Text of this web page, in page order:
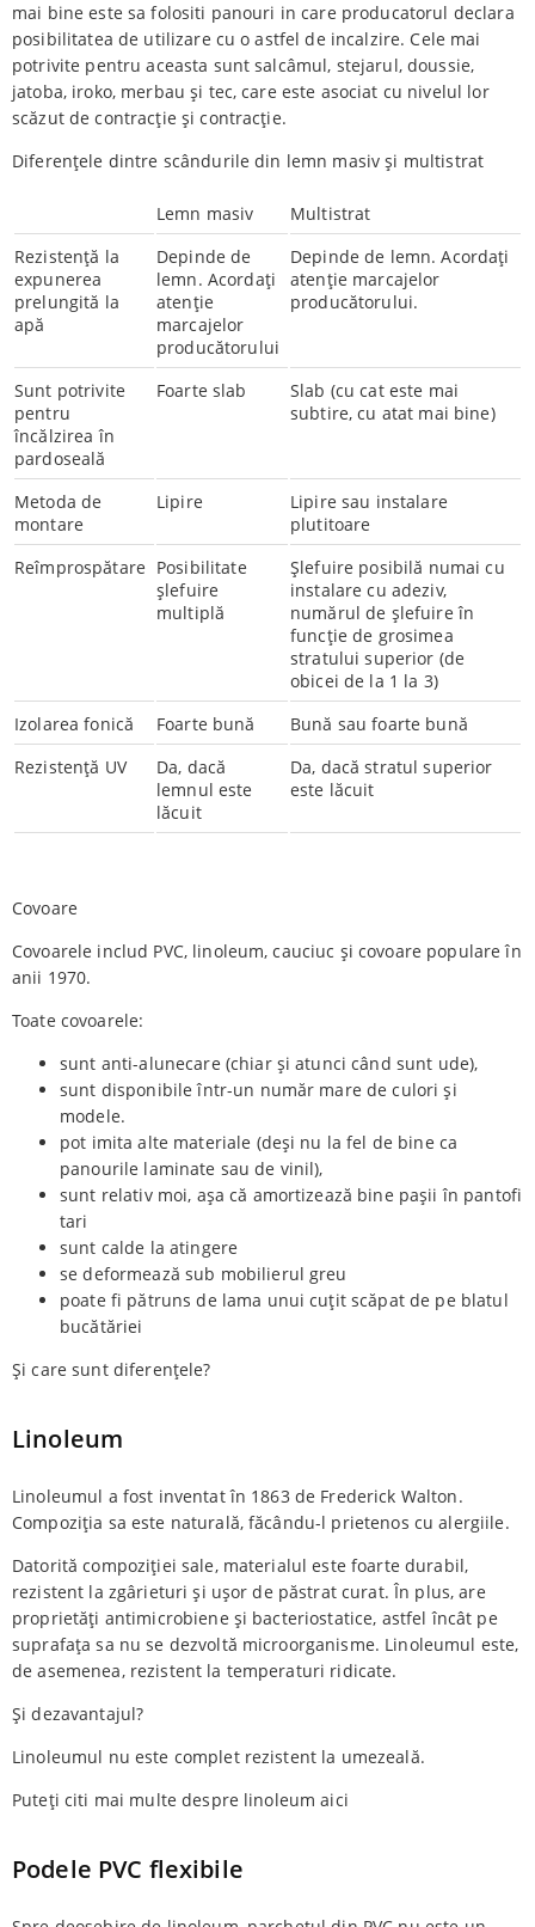
mai bine este sa folositi panouri in care producatorul declara
posibilitatea de utilizare cu o astfel de incalzire. Cele mai
potrivite pentru aceasta sunt salcâmul, stejarul, doussie,
jatoba, iroko, merbau și tec, care este asociat cu nivelul lor
scăzut de contracție și contracție.
Diferențele dintre scândurile din lemn masiv și multistrat
Lemn masiv
Multistrat
Rezistență la
expunerea
prelungită la
apă
Depinde de
lemn. Acordați
atenție
marcajelor
producătorului
Depinde de lemn. Acordați
atenție marcajelor
producătorului.
Sunt potrivite
pentru
încălzirea în
pardoseală
Foarte slab
Slab (cu cat este mai
subtire, cu atat mai bine)
Metoda de
montare
Lipire
Lipire sau instalare
plutitoare
Reîmprospătare Posibilitate
șlefuire
multiplă
Șlefuire posibilă numai cu
instalare cu adeziv,
numărul de șlefuire în
funcție de grosimea
stratului superior (de
obicei de la 1 la 3)
Izolarea fonică
Foarte bună
Bună sau foarte bună
Rezistență UV
Da, dacă
lemnul este
lăcuit
Da, dacă stratul superior
este lăcuit
Covoare
Covoarele includ PVC, linoleum, cauciuc și covoare populare în
anii 1970.
Toate covoarele:
sunt anti-alunecare (chiar și atunci când sunt ude),
sunt disponibile într-un număr mare de culori și
modele.
pot imita alte materiale (deși nu la fel de bine ca
panourile laminate sau de vinil),
sunt relativ moi, așa că amortizează bine pașii în pantofi
tari
sunt calde la atingere
se deformează sub mobilierul greu
poate fi pătruns de lama unui cuțit scăpat de pe blatul
bucătăriei
Și care sunt diferențele?
Linoleum
Linoleumul a fost inventat în 1863 de Frederick Walton.
Compoziția sa este naturală, făcându-l prietenos cu alergiile.
Datorită compoziției sale, materialul este foarte durabil,
rezistent la zgârieturi și ușor de păstrat curat. În plus, are
proprietăți antimicrobiene și bacteriostatice, astfel încât pe
suprafața sa nu se dezvoltă microorganisme. Linoleumul este,
de asemenea, rezistent la temperaturi ridicate.
Și dezavantajul?
Linoleumul nu este complet rezistent la umezeală.
Puteți citi mai multe despre linoleum aici
Podele PVC flexibile